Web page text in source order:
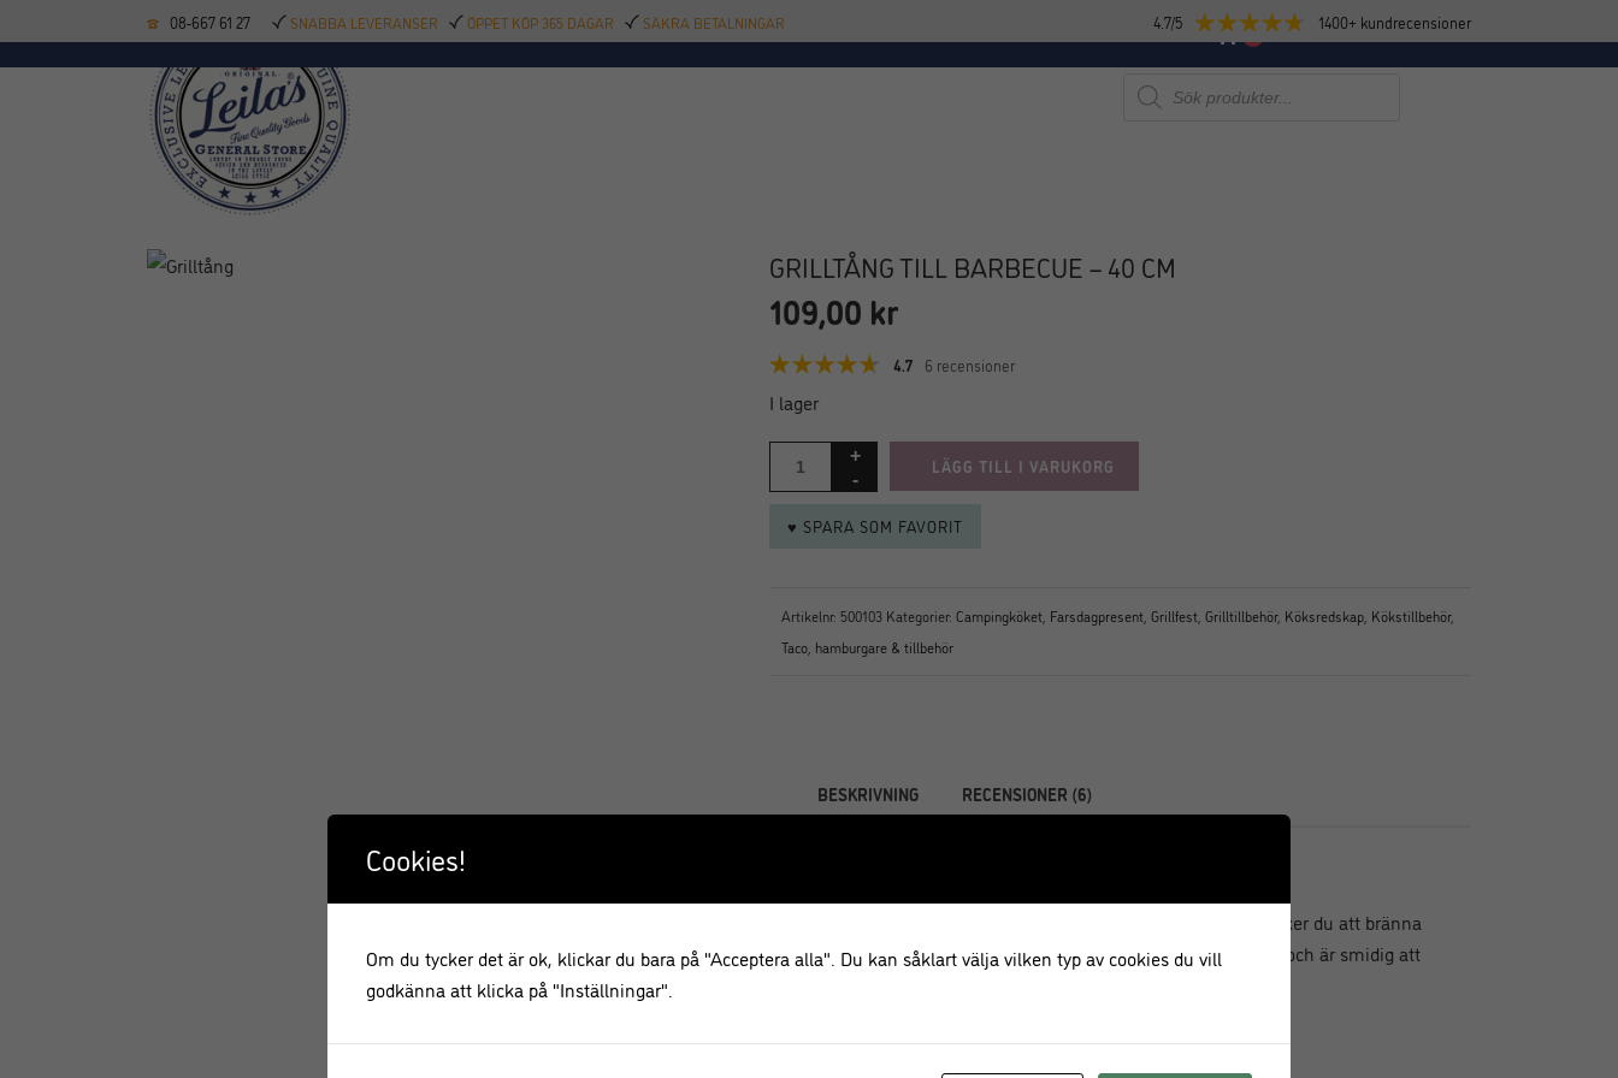
08-667 61 27 SNABBA LEVERANSER ÖPPET KÖP 365 DAGAR SÄKRA BETALNINGAR 4.7/5 1400+ kundrecensioner
KÖKSREDSKAP BAKTILLBEHÖR BAR DELIKATESSER NYHETER 0
Produktsökning
GRILLTÅNG TILL BARBECUE – 40 CM
109,00 kr
4.7 6 recensioner
I lager
LÄGG TILL I VARUKORG
♥ SPARA SOM FAVORIT
Artikelnr: 500103 Kategorier: Campingköket Farsdagpresent Grillfest Grilltillbehör, Köksredskap Kökstillbehör,
Taco, hamburgare & tillbehör
BESKRIVNING RECENSIONER (6)
Världens bästa grilltång till grillen! Med sitt lång skaft undviker du att bränna
händerna och denna grilltång ligger otroligt skönt i handen och är smidig att
Längd: 40 cm
Cookies!
Om du tycker det är ok, klickar du bara på "Acceptera alla". Du kan såklart välja vilken typ av cookies du vill
godkänna att klicka på "Inställningar".